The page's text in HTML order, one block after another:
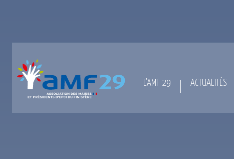
L’AMF 29 ACTUALITÉS